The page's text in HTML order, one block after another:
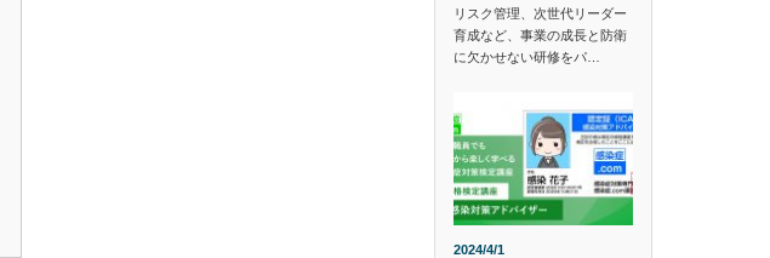
リスク管理、次世代リーダー
育成など、事業の成長と防衛
に欠かせない研修をパ…
2024/4/1